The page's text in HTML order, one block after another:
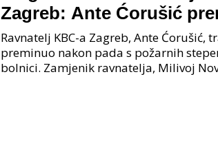
Zagreb: Ante Ćorušić
nakon pada u bolnici,
mjestu događaja
Ravnatelj KBC-a Zagreb, Ante Ćorušić,
preminuo nakon pada s požarnih
bolnici. Zamjenik ravnatelja, Milivoj